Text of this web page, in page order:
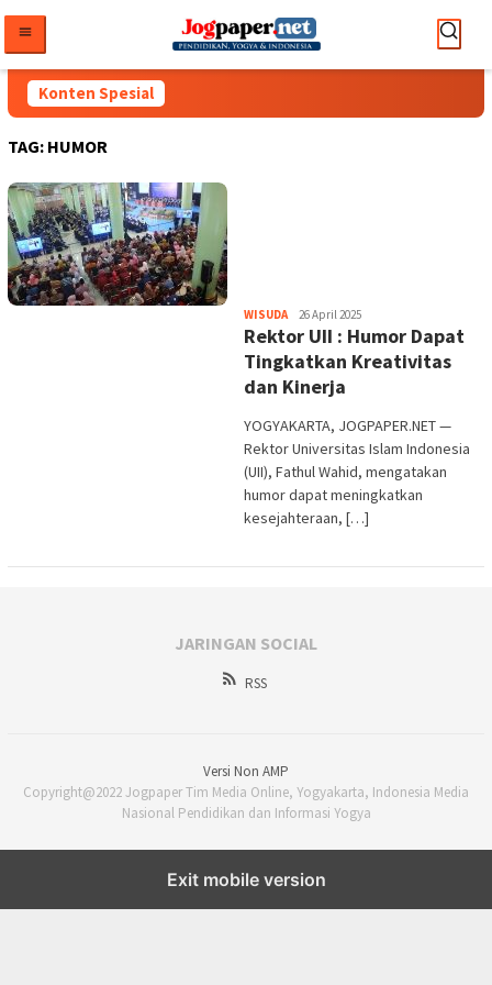
konten
Konten Spesial
TAG: HUMOR
WISUDAHeri
Purwata
26 April 2025
Rektor UII : Humor Dapat
Tingkatkan Kreativitas
dan Kinerja
YOGYAKARTA, JOGPAPER.NET —
Rektor Universitas Islam Indonesia
(UII), Fathul Wahid, mengatakan
humor dapat meningkatkan
kesejahteraan, […]
JARINGAN SOCIAL
RSS
Versi Non AMP
Copyright@2022 Jogpaper Tim Media Online, Yogyakarta, Indonesia Media
Nasional Pendidikan dan Informasi Yogya
Exit mobile version